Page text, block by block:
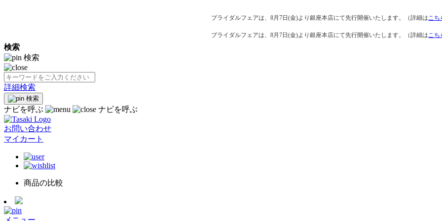
ブライダルフェアは、8月7日(金)より銀座本店にて先行開催いたします。（詳細はこち
ブライダルフェアは、8月7日(金)より銀座本店にて先行開催いたします。（詳細はこち
検索
検索
詳細検索
検索
ナビを呼ぶ ナビを呼ぶ
お問い合わせ
マイカート
商品の比較